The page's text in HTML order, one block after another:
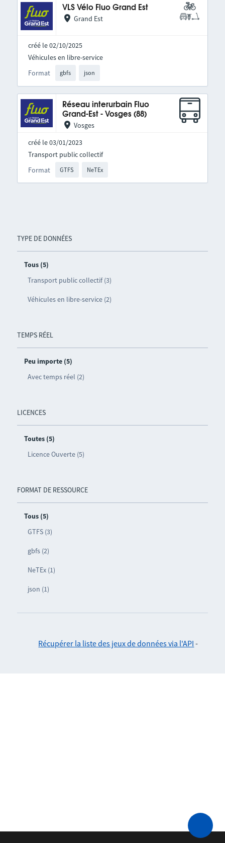
TYPE DE DONNÉES
Tous (5)
Transport public collectif (3)
Véhicules en libre-service (2)
TEMPS RÉEL
Peu importe (5)
Avec temps réel (2)
LICENCES
Toutes (5)
Licence Ouverte (5)
FORMAT DE RESSOURCE
Tous (5)
GTFS (3)
gbfs (2)
NeTEx (1)
json (1)
VLS Vélo Fluo Grand Est
Grand Est
créé le 02/10/2025
Format gbfs json
Véhicules en libre-service
Réseau interurbain Fluo
Grand-Est - Vosges (88)
Vosges
créé le 03/01/2023
Format GTFS NeTEx
Transport public collectif
Récupérer la liste des jeux de données via l'API -